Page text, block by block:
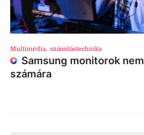
Multimédia, számítástechnika
Samsung monitorok
számára